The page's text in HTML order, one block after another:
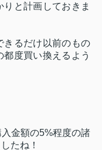
と計画しておきま
きるだけ以前のもの
度買い換えるよう
金額の5%程度の諸
たね！